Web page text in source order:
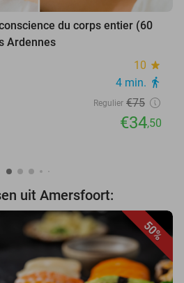
du corps entier (60
Ardennes
10 star
4 min. directions_walk
Regulier €75
€34,50
uit Amersfoort:
50%